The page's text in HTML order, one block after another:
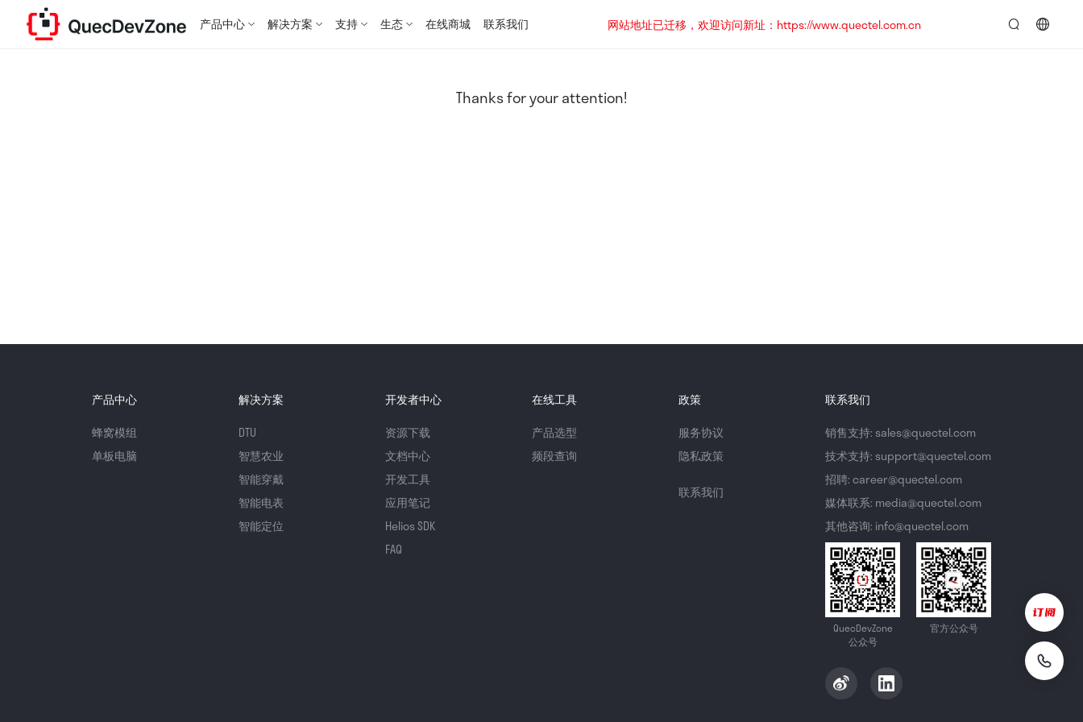
产品中心 解决方案 支持 生态 在线商城 联系我们
网站地址已迁移，欢迎访问新址：https://www.quectel.com.cn
Thanks for your attention!
产品中心
蜂窝模组
单板电脑
解决方案
DTU
智慧农业
智能穿戴
智能电表
智能定位
开发者中心
资源下载
文档中心
开发工具
应用笔记
Helios SDK
FAQ
在线工具
产品选型
频段查询
政策
服务协议
隐私政策
联系我们
联系我们
销售支持: sales@quectel.com
技术支持: support@quectel.com
招聘: career@quectel.com
媒体联系: media@quectel.com
其他咨询: info@quectel.com
QuecDevZone
公众号
官方公众号